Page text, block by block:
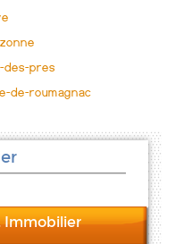
des-pres
de-roumagnac
Immobilier